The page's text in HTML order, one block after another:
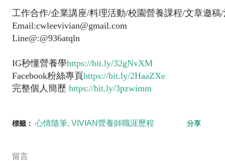
工作合作/企業講座/料理活動/校園營養課程/文章邀稿
Email:cwleevivian@gmail.com
Line@:@936atqln
IG秒懂營養學https://bit.ly/32gNvXM
Facebook粉絲專頁https://bit.ly/2HaaZXe
完整個人簡歷 https://bit.ly/3pzwimm
標籤： 心情隨筆 VIVIAN營養師職涯歷程 分享
留言